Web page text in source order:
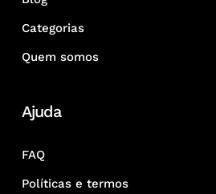
Categorias
Quem somos
Ajuda
FAQ
Políticas e termos